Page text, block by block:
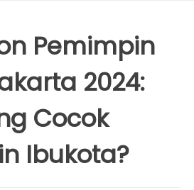
Pemimpin
2024:
Cocok
Ibukota?